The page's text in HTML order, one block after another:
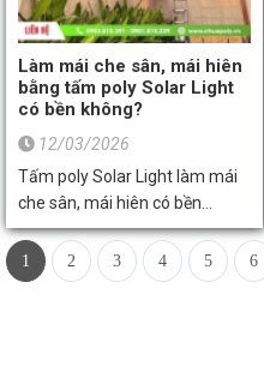
Làm mái che sân, mái hiên
bằng tấm poly Solar Light
có bền không?
12/03/2026
Tấm poly Solar Light làm mái
che sân, mái hiên có bền
không? Tìm hiểu ưu điểm, độ
bền, thông số kỹ thuật và báo
giá mới nhất tại Toàn Thắng
1 2 3 4 5 6